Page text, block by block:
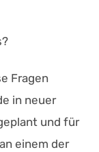
Fragen
in neuer
und für
einem der